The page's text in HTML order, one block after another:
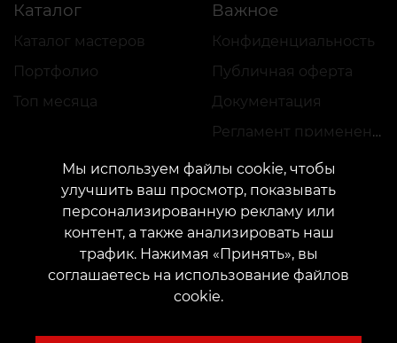
Каталог
Каталог мастеров
Портфолио
Топ месяца
Важное
Конфиденциальность
Публичная оферта
Документация
Регламент применения акций
КОНТАКТЫ
Свяжитесь с нами: customers@vean-tattoo.com
marketing.veantattoo@gmail.com
Жалобы и предложения:complaints@vean-tattoo.com
Мы используем файлы cookie, чтобы
улучшить ваш просмотр, показывать
персонализированную рекламу или
контент, а также анализировать наш
трафик. Нажимая «Принять», вы
соглашаетесь на использование файлов
cookie.